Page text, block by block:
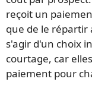
reçoit un
que de le répartir
s'agir d'un choix
courtage, car
paiement pour